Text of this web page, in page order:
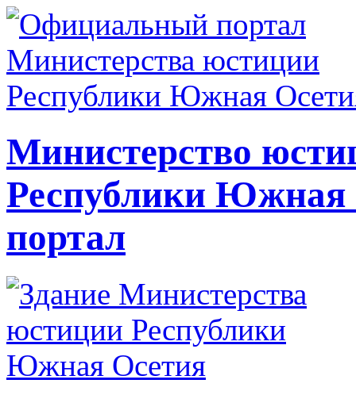
Министерство
Республики
портал